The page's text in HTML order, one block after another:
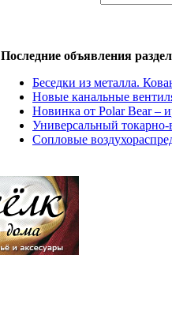
Последние объявления
Беседки из металла.
Новые канальные
Новинка от Polar Bear –
Универсальный
Сопловые